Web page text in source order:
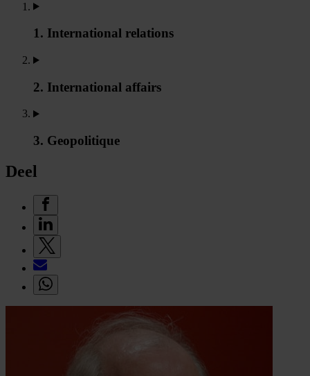
1. International relations
2. International affairs
3. Geopolitique
Deel